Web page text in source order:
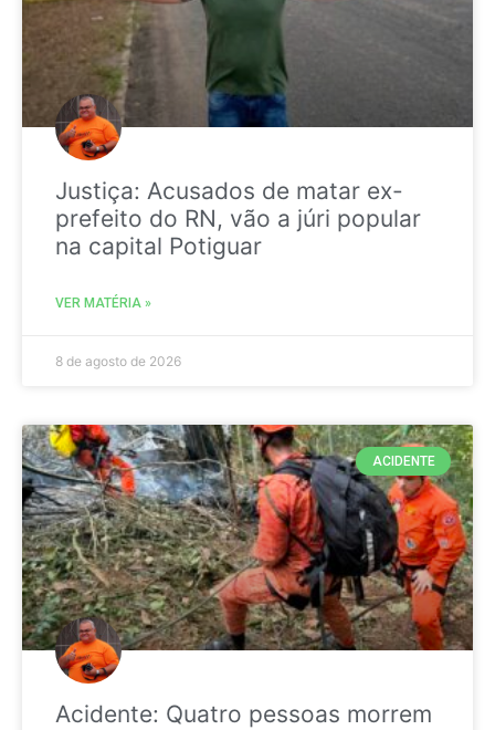
Justiça: Acusados de matar ex-
prefeito do RN, vão a júri popular
na capital Potiguar
VER MATÉRIA »
8 de agosto de 2026
ACIDENTE
Acidente: Quatro pessoas morrem